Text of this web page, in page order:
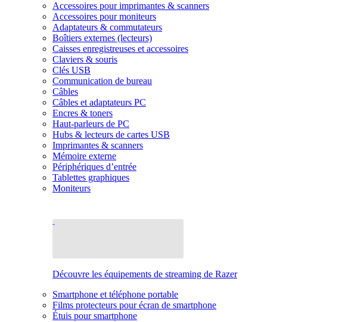
Accessoires pour imprimantes & scanners
Accessoires pour moniteurs
Adaptateurs & commutateurs
Boîtiers externes (lecteurs)
Caisses enregistreuses et accessoires
Claviers & souris
Clés USB
Communication de bureau
Câbles
Câbles et adaptateurs PC
Encres & toners
Haut-parleurs de PC
Hubs & lecteurs de cartes USB
Imprimantes & scanners
Mémoire externe
Périphériques d’entrée
Tablettes graphiques
Moniteurs
Découvre les équipements de streaming de Razer
Smartphone et téléphone portable
Films protecteurs pour écran de smartphone
Étuis pour smartphone